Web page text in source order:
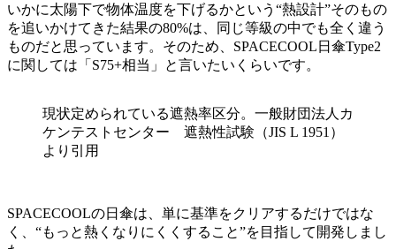
いかに太陽下で物体温度を下げるかという“熱設計”そのもの
を追いかけてきた結果の80%は、同じ等級の中でも全く違う
ものだと思っています。そのため、SPACECOOL日傘Type2
に関しては「S75+相当」と言いたいくらいです。
現状定められている遮熱率区分。一般財団法人カ
ケンテストセンター 遮熱性試験（JIS L 1951）
より引用
SPACECOOLの日傘は、単に基準をクリアするだけではな
く、“もっと熱くなりにくくすること”を目指して開発しまし